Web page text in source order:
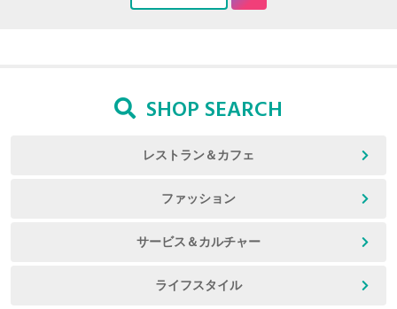
SHOP SEARCH
レストラン＆カフェ
ファッション
サービス＆カルチャー
ライフスタイル